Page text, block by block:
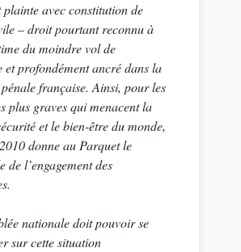
plainte avec constitution de
– droit pourtant reconnu à
du moindre vol de
et profondément ancré dans la
française. Ainsi, pour les
plus graves qui menacent la
et le bien-être du monde,
donne au Parquet le
de l’engagement des
nationale doit pouvoir se
sur cette situation